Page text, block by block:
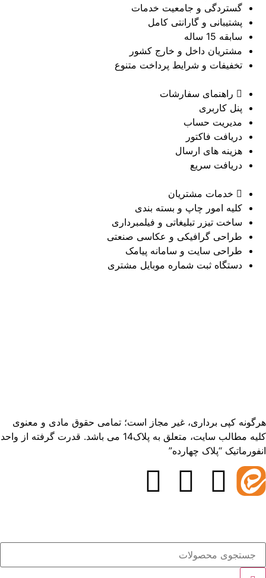
گستردگی و جامعیت خدمات
پشتیبانی و گارانتی کامل
سابقه 15 ساله
مشتریان داخل و خارج کشور
تخفیفات و شرایط پرداخت متنوع
راهنمای سفارشات
پنل کاربری
مدیریت حساب
دریافت فاکتور
هزینه های ارسال
دریافت سریع
خدمات مشتریان
کلیه امور چاپ و بسته بندی
ساخت تیزر تبلیغاتی و فیلمبرداری
طراحی گرافیکی و عکاسی صنعتی
طراحی سایت و سامانه پیامک
دستگاه ثبت شماره موبایل مشتری
هرگونه کپی برداری، غیر مجاز است؛ تمامی حقوق مادی و معنوی
کلیه مطالب سایت، متعلق به پلاک14 می باشد. قدرت گرفته از واحد
انفورماتیک “پلاک چهارده”